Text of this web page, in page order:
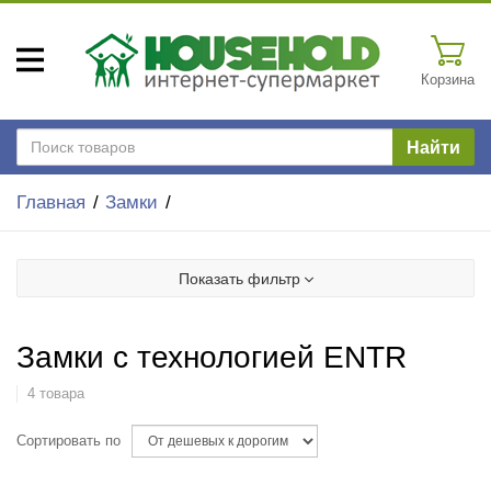
Корзина
Найти
Главная Замки
Показать фильтр
Замки с технологией ENTR
4 товара
Сортировать по